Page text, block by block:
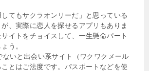
してもサクラオンリーだ」と思っている
、実際に恋人を探せるアプリもありま
イトをチョイスして、一生懸命パート
う。
ないと出会い系サイト（ワクワクメール
とはご法度です。パスポートなどを使